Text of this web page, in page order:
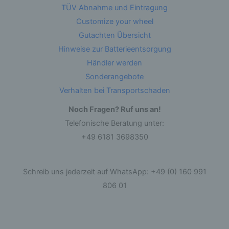
TÜV Abnahme und Eintragung
Customize your wheel
Gutachten Übersicht
Hinweise zur Batterieentsorgung
Händler werden
Sonderangebote
Verhalten bei Transportschaden
Noch Fragen? Ruf uns an!
Telefonische Beratung unter:
+49 6181 3698350
Schreib uns jederzeit auf WhatsApp: +49 (0) 160 991
806 01
durch Übermittlung, Verbreitung oder eine
oder die Verknüpfung, die Einschränkung, das
Löschen oder die Vernichtung.
d) Einschränkung der Verarbeitung
Einschränkung der Verarbeitung ist die
Markierung gespeicherter personenbezogener
einzuschränken.
e) Profiling
Verarbeitung personenbezogener Daten, die
darin besteht, dass diese personenbezogenen
Daten verwendet werden, um bestimmte